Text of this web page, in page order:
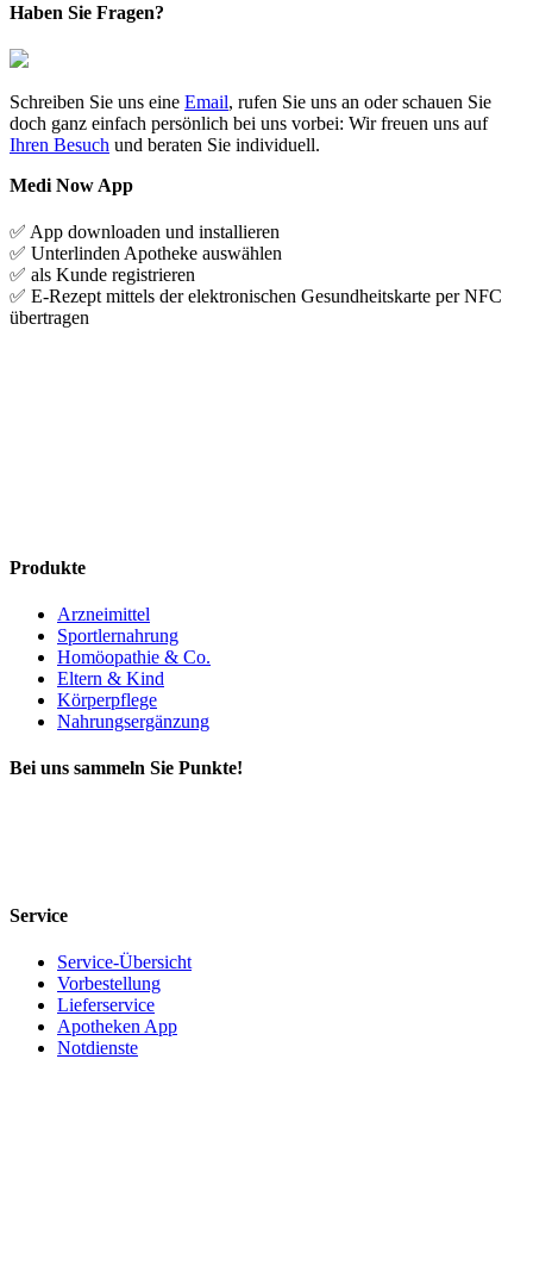
Haben Sie Fragen?
Schreiben Sie uns eine Email, rufen Sie uns an oder schauen Sie
doch ganz einfach persönlich bei uns vorbei: Wir freuen uns auf
Ihren Besuch und beraten Sie individuell.
Medi Now App
✅ App downloaden und installieren
✅ Unterlinden Apotheke auswählen
✅ als Kunde registrieren
✅ E-Rezept mittels der elektronischen Gesundheitskarte per NFC
übertragen
Produkte
Arzneimittel
Sportlernahrung
Homöopathie & Co.
Eltern & Kind
Körperpflege
Nahrungsergänzung
Bei uns sammeln Sie Punkte!
Service
Service-Übersicht
Vorbestellung
Lieferservice
Apotheken App
Notdienste